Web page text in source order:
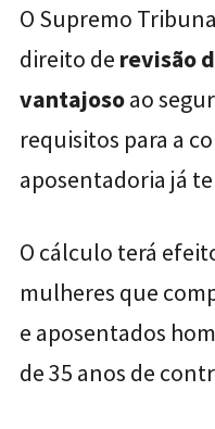
O Supremo
direito de revisão
vantajosoao
requisitos para a
aposentadoria já
O cálculo terá
mulheres que
e aposentados
de 35 anos de